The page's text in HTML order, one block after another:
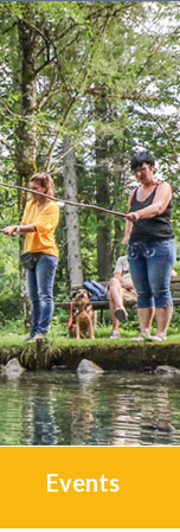
Events